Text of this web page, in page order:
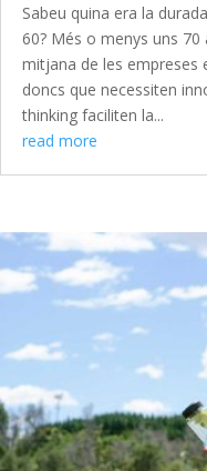
Sabeu quina era la
60? Més o menys uns 70
mitjana de les empreses
doncs que necessiten
thinking faciliten la...
read more